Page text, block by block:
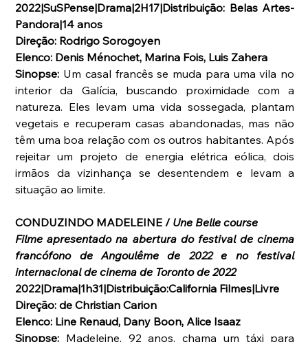
2022|SuSPense|Drama|2H17|Distribuição: Belas Artes-
Pandora|14 anos
Direção: Rodrigo Sorogoyen
Elenco: Denis Ménochet, Marina Fois, Luis Zahera
Sinopse: Um casal francês se muda para uma vila no
interior da Galícia, buscando proximidade com a
natureza. Eles levam uma vida sossegada, plantam
vegetais e recuperam casas abandonadas, mas não
têm uma boa relação com os outros habitantes. Após
rejeitar um projeto de energia elétrica eólica, dois
irmãos da vizinhança se desentendem e levam a
situação ao limite.
CONDUZINDO MADELEINE / Une Belle course
Filme apresentado na abertura do festival de cinema
francófono de Angoulême de 2022 e no festival
internacional de cinema de Toronto de 2022
2022|Drama|1h31|Distribuição:California Filmes|Livre
Direção: de Christian Carion
Elenco: Line Renaud, Dany Boon, Alice Isaaz
Sinopse: Madeleine, 92 anos, chama um táxi para